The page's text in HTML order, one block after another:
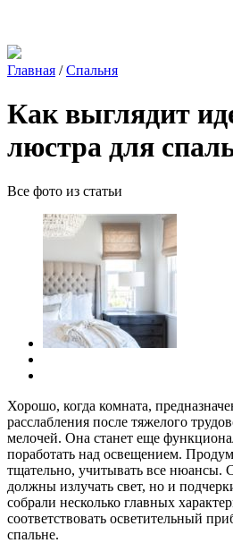
Главная /Спальня
Как выглядит
люстра для
Все фото из статьи
Хорошо, когда комната,
расслабления после тяжелого
мелочей. Она станет еще
поработать над освещением.
тщательно, учитывать все нюансы.
должны излучать свет, но и
собрали несколько главных
соответствовать осветительный
спальне.